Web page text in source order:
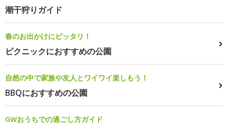
潮干狩りガイド
春のお出かけにピッタリ！
ピクニックにおすすめの公園
自然の中で家族や友人とワイワイ楽しもう！
BBQにおすすめの公園
GWおうちでの過ごし方ガイド